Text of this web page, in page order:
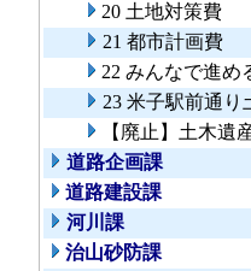
20 土地対策費
21 都市計画費
22 みんなで進め
23 米子駅前通
【廃止】土木遺
道路企画課
道路建設課
河川課
治山砂防課